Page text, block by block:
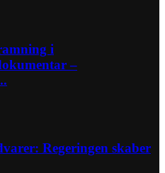
i
–
Regeringen skaber